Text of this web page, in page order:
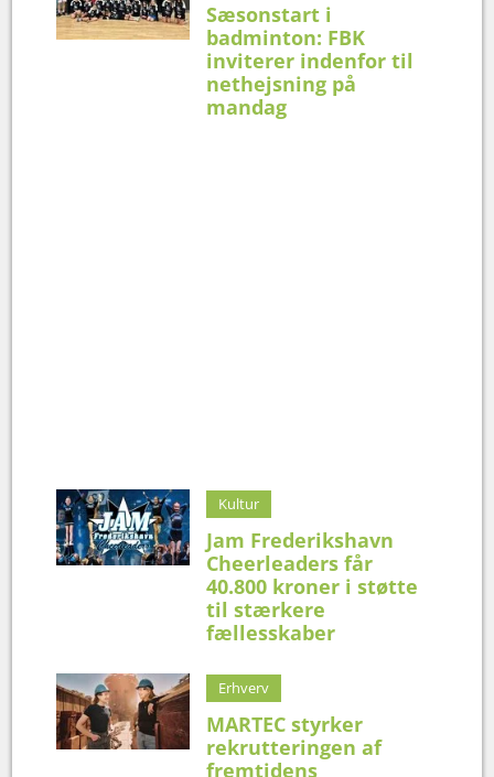
Sæsonstart i
badminton: FBK
inviterer indenfor til
nethejsning på
mandag
Kultur
Jam Frederikshavn
Cheerleaders får
40.800 kroner i støtte
til stærkere
fællesskaber
Erhverv
MARTEC styrker
rekrutteringen af
fremtidens